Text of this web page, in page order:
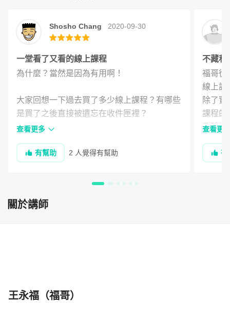
二、用「ADDIE」系統建構方式，設計自己的教
學課程
運用 ADDIE 五步驟；
得更好，更是教學重要的一環！
Shosho Chang 2020-09-30
一堂看了又看的線上課程
為什麼？當然是因為有用啊！
大家回想一下過去買了多少線上課程？有哪些
是買了之後直接被遺忘在收件匣裡？
術」我不但在第一時間全部看完，而且還看了
追完。看的過程中我們驚呼連連：「哇，也太
查看更多
有幫助 2 人覺得有幫助
不藏私
福哥從
線上課
除了實
課程的
及時地
魂"的
查看更
有
關於講師
王永福（福哥）